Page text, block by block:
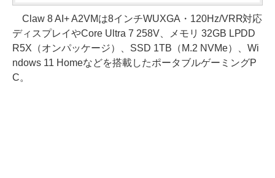
Claw 8 AI+ A2VMは8インチWUXGA・120Hz/VRR対応
ディスプレイやCore Ultra 7 258V、メモリ 32GB LPDD
R5X（オンパッケージ）、SSD 1TB（M.2 NVMe）、Wi
ndows 11 Homeなどを搭載したポータブルゲーミングP
C。